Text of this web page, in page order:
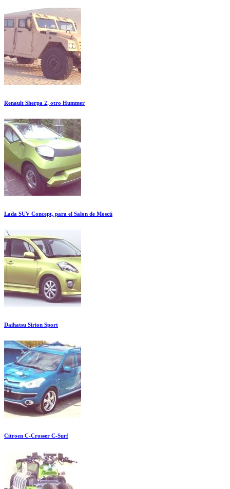
Renault Sherpa 2, otro Hummer
Lada SUV Concept, para el Salon de Moscú
Daihatsu Sirion Sport
Citroen C-Crosser C-Surf